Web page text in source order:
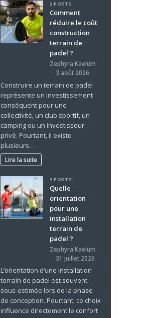
SPORTS
Comment
réduire le coût
construction
terrain de
padel ?
Zephyra Kaelum
3 août 2026
Construire un terrain de padel
représente un investissement
conséquent pour une
collectivité, un club sportif, un
camping ou un investisseur
privé. Pourtant, il existe
plusieurs…
Lire la suite
SPORTS
Quelle
orientation
pour une
installation
terrain de
padel ?
Zephyra Kaelum
31 juillet 2026
L’orientation d’une installation
terrain de padel est souvent
sous-estimée lors de la phase
de conception. Pourtant, ce choix
influence directement le confort